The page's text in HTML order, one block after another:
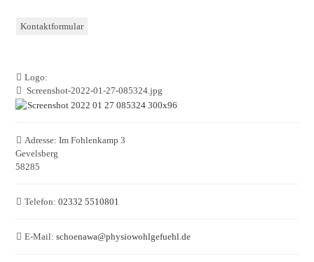
Kontaktformular
Logo:
Screenshot-2022-01-27-085324.jpg
Adresse: Im Fohlenkamp 3
Gevelsberg
58285
Telefon: 02332 5510801
E-Mail: schoenawa@physiowohlgefuehl.de